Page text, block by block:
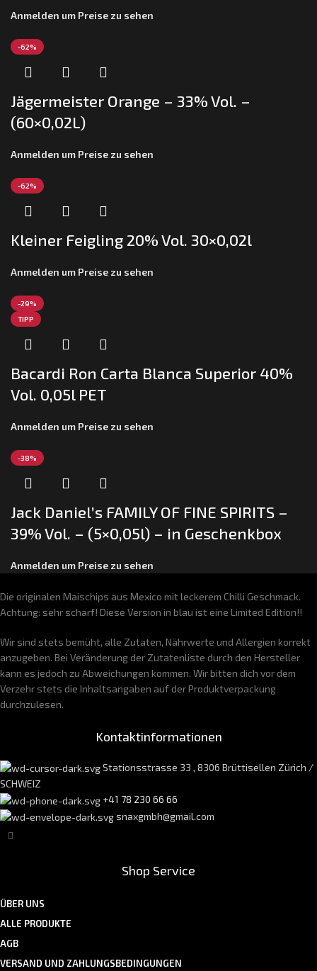
Anmelden um Preise zu sehen
-62%
Jägermeister Orange – 33% Vol. –
(60×0,02L)
Anmelden um Preise zu sehen
-62%
Kleiner Feigling 20% Vol. 30×0,02l
Anmelden um Preise zu sehen
-29%
TIPP
Bacardi Ron Carta Blanca Superior 40%
Vol. 0,05l PET
Anmelden um Preise zu sehen
-38%
Jack Daniel’s FAMILY OF FINE SPIRITS –
39% Vol. – (5×0,05l) – in Geschenkbox
Anmelden um Preise zu sehen
Die originalen Maischips aus Mexico mit leckerem Chilli Geschmack.
Achtung: sehr scharf! Diese Version in blau ist eine Limited Edition!!
Wir sind stets bemüht, alle Zutaten, Nährwerte und Allergien korrekt
anzugeben. Bei Veränderung der Zutatenliste durch den Hersteller
kann es jedoch zu Abweichungen kommen. Wir bitten dich vor dem
Verzehr stets die Inhaltsangaben auf der Produktverpackung
durchzulesen.
Kontaktinformationen
Stationsstrasse 33 , 8306 Brüttisellen Zürich /
SCHWEIZ
+41 78 230 66 66
snaxgmbh@gmail.com
Shop Service
ÜBER UNS
ALLE PRODUKTE
AGB
VERSAND UND ZAHLUNGSBEDINGUNGEN